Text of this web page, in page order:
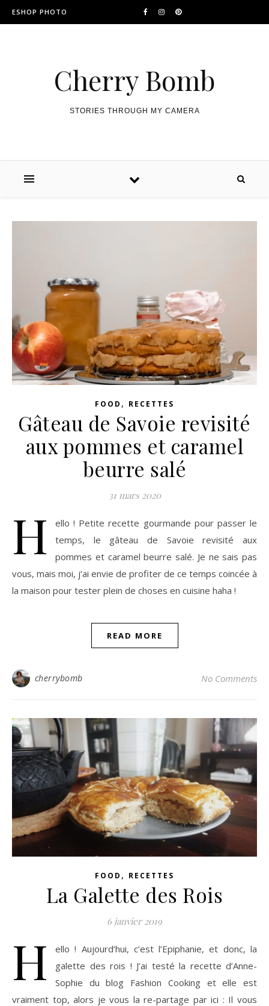
ESHOP PHOTO
Cherry Bomb
STORIES THROUGH MY CAMERA
FOOD , RECETTES
Gâteau de Savoie revisité
aux pommes et caramel
beurre salé
31 mars 2020
H
ello ! Petite recette gourmande pour passer le
temps, le gâteau de Savoie revisité aux
pommes et caramel beurre salé. Je ne sais pas
vous, mais moi, j’ai envie de profiter de ce temps coincée à
la maison pour tester plein de choses en cuisine haha !
READ MORE
cherrybomb No Comments
FOOD , RECETTES
La Galette des Rois
6 janvier 2019
H
ello ! Aujourd’hui, c’est l’Epiphanie, et donc, la
galette des rois ! J’ai testé la recette d’Anne-
Sophie du blog Fashion Cooking et elle est
vraiment top, alors je vous la re-partage par ici : Il vous